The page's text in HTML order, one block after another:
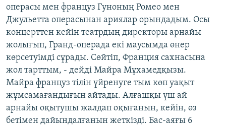
операсы мен француз Гуноның Ромео мен
Джульетта операсынан ариялар орындадым. Осы
концерттен кейін театрдың директоры арнайы
жолығып, Гранд-операда екі маусымда өнер
көрсетуімді сұрады. Сөйтіп, Франция сахнасына
жол тарттым, - дейді Майра Мұхамедқызы.
Майра француз тілін үйренуге тым көп уақыт
жұмсамағандығын айтады. Алғашқы үш ай
арнайы оқытушы жалдап оқығанын, кейін, өз
бетімен дайындалғанын жеткізді. Бас-аяғы 6